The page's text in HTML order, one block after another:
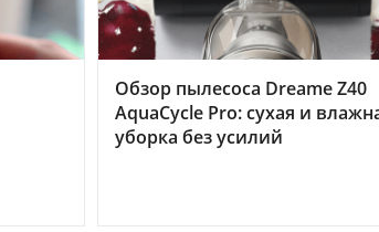
Обзор пылесоса Dreame Z40
AquaCycle Pro: сухая и
уборка без усилий